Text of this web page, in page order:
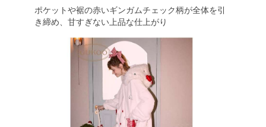
ポケットや裾の赤いギンガムチェック柄が全体を引
き締め、甘すぎない上品な仕上がり